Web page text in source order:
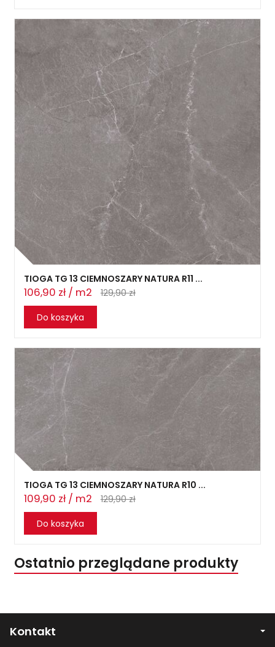
TIOGA TG 13 CIEMNOSZARY NATURA R11 ...
106,90 zł / m2
129,90 zł
Do koszyka
TIOGA TG 13 CIEMNOSZARY NATURA R10 ...
109,90 zł / m2
129,90 zł
Do koszyka
Ostatnio przeglądane produkty
Kontakt